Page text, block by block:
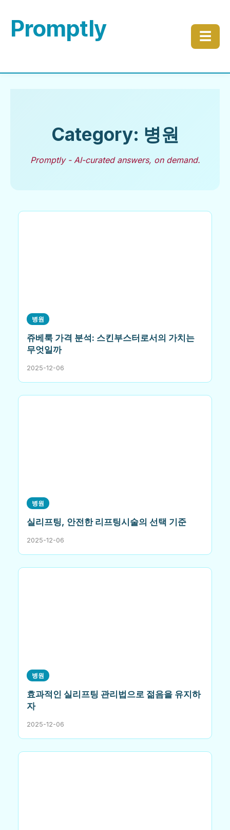
Promptly ☰
Category: 병원
Promptly - AI-curated answers, on demand.
병원
쥬베룩 가격 분석: 스킨부스터로서의 가치는
무엇일까
2025-12-06
병원
실리프팅, 안전한 리프팅시술의 선택 기준
2025-12-06
병원
효과적인 실리프팅 관리법으로 젊음을 유지하
자
2025-12-06